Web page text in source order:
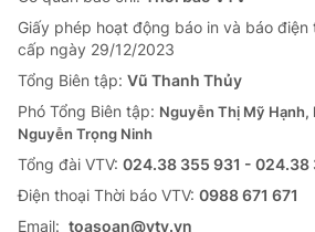
Giấy phép hoạt động báo in và báo
cấp ngày 29/12/2023
Tổng Biên tập: Vũ Thanh Thủy
Phó Tổng Biên tập: Nguyễn Thị Mỹ Hạnh,
Nguyễn Trọng Ninh
Tổng đài VTV: 024.38 355 931 - 024.38
Ðiện thoại Thời báo VTV: 0988 671 671
Email: toasoan@vtv.vn